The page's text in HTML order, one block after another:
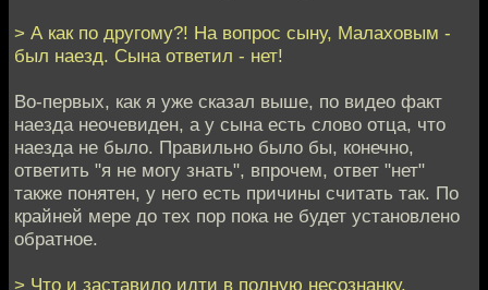
> А как по другому?! На вопрос сыну, Малаховым -
был наезд. Сына ответил - нет!
Во-первых, как я уже сказал выше, по видео факт
наезда неочевиден, а у сына есть слово отца, что
наезда не было. Правильно было бы, конечно,
ответить "я не могу знать", впрочем, ответ "нет"
также понятен, у него есть причины считать так. По
крайней мере до тех пор пока не будет установлено
обратное.
> Что и заставило идти в полную несознанку.